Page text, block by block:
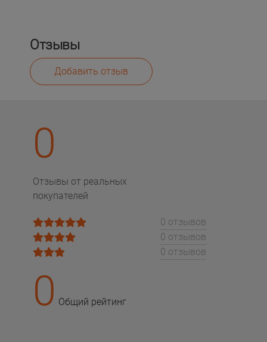
Отзывы
Добавить отзыв
0
Отзывы от реальных
покупателей
0 отзывов
0 отзывов
0 отзывов
0 Общий рейтинг